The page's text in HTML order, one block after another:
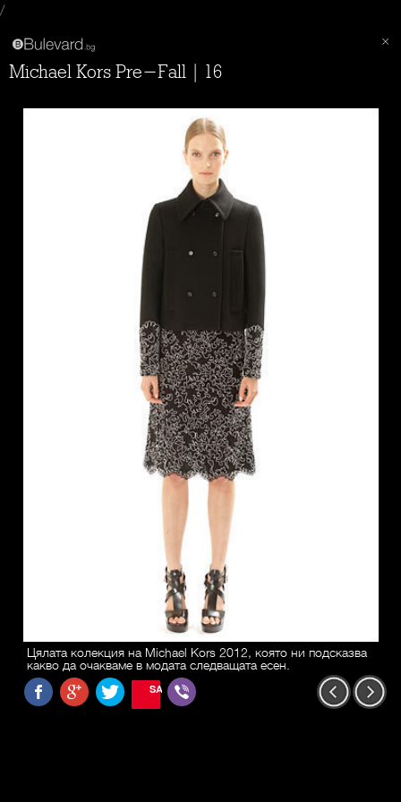
/
Michael Kors Pre-Fall | 16
Цялата колекция на Michael Kors 2012, която ни подсказва
какво да очакваме в модата следващата есен.
SAVE